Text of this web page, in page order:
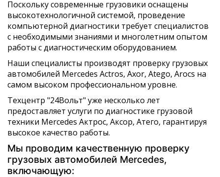
Поскольку современные грузовики оснащены
высокотехнологичной системой, проведение
компьютерной диагностики требует специалистов
с необходимыми знаниями и многолетним опытом
работы с диагностическим оборудованием.
Наши специалисты производят проверку грузовых
автомобилей Mercedes Actros, Axor, Atego, Arocs на
самом высоком профессиональном уровне.
Техцентр "24Вольт" уже несколько лет
предоставляет услуги по диагностике грузовой
техники Mercedes Актрос, Аксор, Атего, гарантируя
высокое качество работы.
Мы проводим качественную проверку
грузовых автомобилей Mercedes,
включающую: